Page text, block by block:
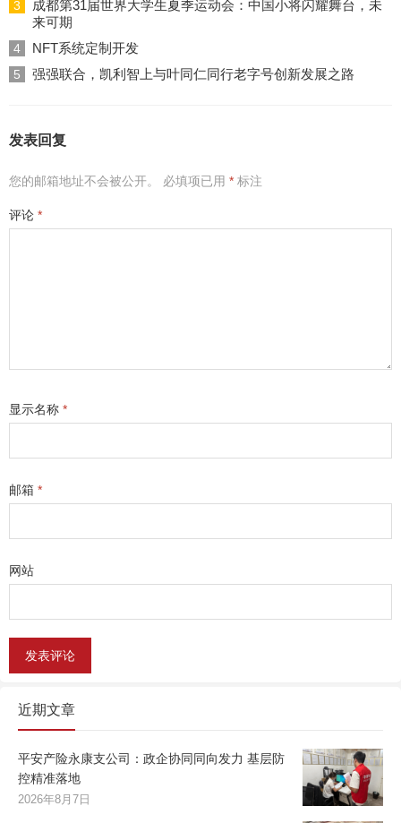
3
成都第31届世界大学生夏季运动会：中国小将闪耀舞台，未
来可期
4 NFT系统定制开发
5 强强联合，凯利智上与叶同仁同行老字号创新发展之路
发表回复
您的邮箱地址不会被公开。 必填项已用 * 标注
评论 *
显示名称 *
邮箱 *
网站
近期文章
平安产险永康支公司：政企协同同向发力 基层防
控精准落地
2026年8月7日